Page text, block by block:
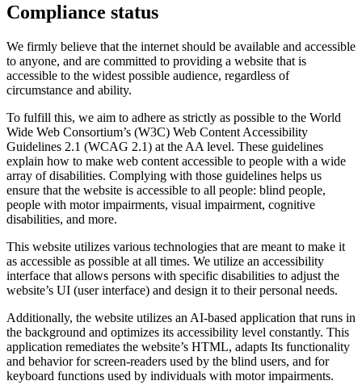
Compliance status
We firmly believe that the internet should be available and accessible
to anyone, and are committed to providing a website that is
accessible to the widest possible audience, regardless of
circumstance and ability.
To fulfill this, we aim to adhere as strictly as possible to the World
Wide Web Consortium’s (W3C) Web Content Accessibility
Guidelines 2.1 (WCAG 2.1) at the AA level. These guidelines
explain how to make web content accessible to people with a wide
array of disabilities. Complying with those guidelines helps us
ensure that the website is accessible to all people: blind people,
people with motor impairments, visual impairment, cognitive
disabilities, and more.
This website utilizes various technologies that are meant to make it
as accessible as possible at all times. We utilize an accessibility
interface that allows persons with specific disabilities to adjust the
website’s UI (user interface) and design it to their personal needs.
Additionally, the website utilizes an AI-based application that runs in
the background and optimizes its accessibility level constantly. This
application remediates the website’s HTML, adapts Its functionality
and behavior for screen-readers used by the blind users, and for
keyboard functions used by individuals with motor impairments.